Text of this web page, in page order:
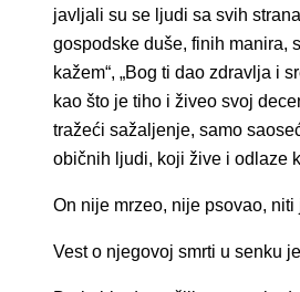
javljali su se ljudi sa svih
gospodske duše, finih manira,
kažem“, „Bog ti dao zdravlja i
kao što je tiho i živeo svoj
tražeći sažaljenje, samo
običnih ljudi, koji žive i odlaze
On nije mrzeo, nije psovao,
Vest o njegovoj smrti u senku